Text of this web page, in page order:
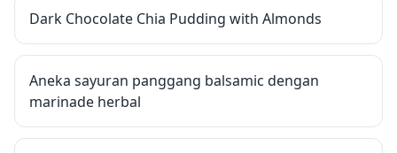
Dark Chocolate Chia Pudding with Almonds
Aneka sayuran panggang balsamic dengan
marinade herbal